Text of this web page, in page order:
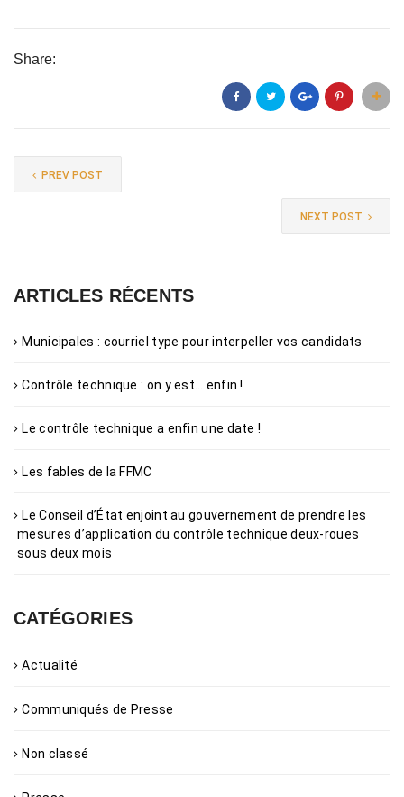
Share:
PREV POST
NEXT POST
ARTICLES RÉCENTS
Municipales : courriel type pour interpeller vos candidats
Contrôle technique : on y est… enfin !
Le contrôle technique a enfin une date !
Les fables de la FFMC
Le Conseil d’État enjoint au gouvernement de prendre les
mesures d’application du contrôle technique deux-roues
sous deux mois
CATÉGORIES
Actualité
Communiqués de Presse
Non classé